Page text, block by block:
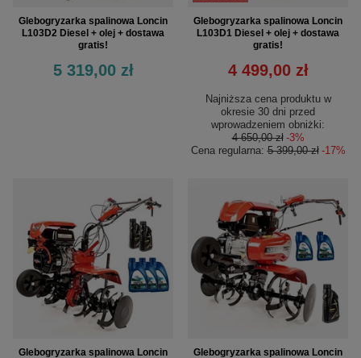
Glebogryzarka spalinowa Loncin
L103D2 Diesel + olej + dostawa
gratis!
5 319,00 zł
Glebogryzarka spalinowa Loncin
L103D1 Diesel + olej + dostawa
gratis!
4 499,00 zł
Najniższa cena produktu w
okresie 30 dni przed
wprowadzeniem obniżki:
4 650,00 zł -3%
Cena regularna:5 399,00 zł -17%
Glebogryzarka spalinowa Loncin Glebogryzarka spalinowa Loncin